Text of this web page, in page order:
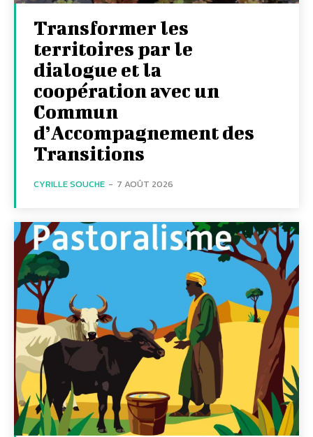
Transformer les
territoires par le
dialogue et la
coopération avec un
Commun
d’Accompagnement des
Transitions
CYRILLE SOUCHE - 7 AOÛT 2026